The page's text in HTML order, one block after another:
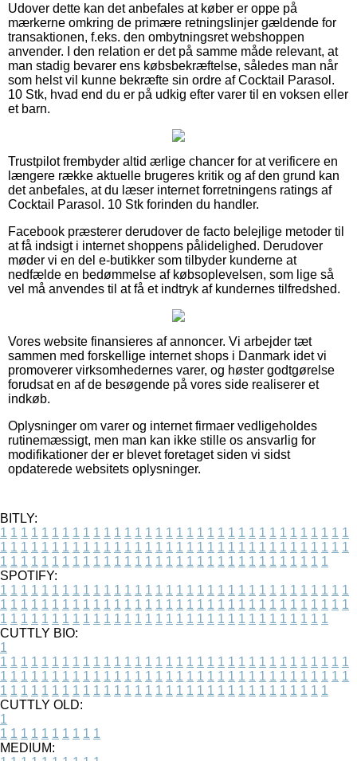
Udover dette kan det anbefales at køber er oppe på
mærkerne omkring de primære retningslinjer gældende for
transaktionen, f.eks. den ombytningsret webshoppen
anvender. I den relation er det på samme måde relevant, at
man stadig bevarer ens købsbekræftelse, således man når
som helst vil kunne bekræfte sin ordre af Cocktail Parasol.
10 Stk, hvad end du er på udkig efter varer til en voksen eller
et barn.
Trustpilot frembyder altid ærlige chancer for at verificere en
længere række aktuelle brugeres kritik og af den grund kan
det anbefales, at du læser internet forretningens ratings af
Cocktail Parasol. 10 Stk forinden du handler.
Facebook præsterer derudover de facto belejlige metoder til
at få indsigt i internet shoppens pålidelighed. Derudover
møder vi en del e-butikker som tilbyder kunderne at
nedfælde en bedømmelse af købsoplevelsen, som lige så
vel må anvendes til at få et indtryk af kundernes tilfredshed.
Vores website finansieres af annoncer. Vi arbejder tæt
sammen med forskellige internet shops i Danmark idet vi
promoverer virksomhedernes varer, og høster godtgørelse
forudsat en af de besøgende på vores side realiserer et
indkøb.
Oplysninger om varer og internet firmaer vedligeholdes
rutinemæssigt, men man kan ikke stille os ansvarlig for
modifikationer der er blevet foretaget siden vi sidst
opdaterede websitets oplysninger.
BITLY:
1 1 1 1 1 1 1 1 1 1 1 1 1 1 1 1 1 1 1 1 1 1 1 1 1 1 1 1 1 1 1 1 1 1
1 1 1 1 1 1 1 1 1 1 1 1 1 1 1 1 1 1 1 1 1 1 1 1 1 1 1 1 1 1 1 1 1 1
1 1 1 1 1 1 1 1 1 1 1 1 1 1 1 1 1 1 1 1 1 1 1 1 1 1 1 1 1 1 1 1
SPOTIFY:
1 1 1 1 1 1 1 1 1 1 1 1 1 1 1 1 1 1 1 1 1 1 1 1 1 1 1 1 1 1 1 1 1 1
1 1 1 1 1 1 1 1 1 1 1 1 1 1 1 1 1 1 1 1 1 1 1 1 1 1 1 1 1 1 1 1 1 1
1 1 1 1 1 1 1 1 1 1 1 1 1 1 1 1 1 1 1 1 1 1 1 1 1 1 1 1 1 1 1 1
CUTTLY BIO:
1
1 1 1 1 1 1 1 1 1 1 1 1 1 1 1 1 1 1 1 1 1 1 1 1 1 1 1 1 1 1 1 1 1 1
1 1 1 1 1 1 1 1 1 1 1 1 1 1 1 1 1 1 1 1 1 1 1 1 1 1 1 1 1 1 1 1 1 1
1 1 1 1 1 1 1 1 1 1 1 1 1 1 1 1 1 1 1 1 1 1 1 1 1 1 1 1 1 1 1 1
CUTTLY OLD:
1
1 1 1 1 1 1 1 1 1 1
MEDIUM: